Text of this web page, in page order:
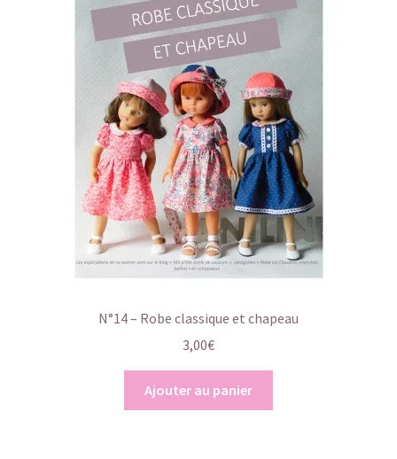
N°14 – Robe classique et chapeau
3,00€
Ajouter au panier